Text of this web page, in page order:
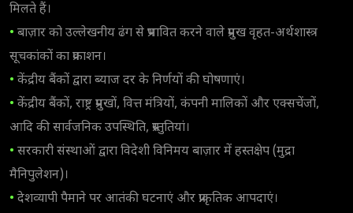
मिलते हैं।
• बाज़ार को उल्लेखनीय ढंग से प्रभावित करने वाले प्रमुख वृहत-अर्थशास्त्र
सूचकांकों का प्रकाशन।
• केंद्रीय बैंकों द्वारा ब्याज दर के निर्णयों की घोषणाएं।
• केंद्रीय बैंकों, राष्ट्र प्रमुखों, वित्त मंत्रियों, कंपनी मालिकों और एक्सचेंजों,
आदि की सार्वजनिक उपस्थिति, प्रस्तुतियां।
• सरकारी संस्थाओं द्वारा विदेशी विनिमय बाज़ार में हस्तक्षेप (मुद्रा
मैनिपुलेशन)।
• देशव्यापी पैमाने पर आतंकी घटनाएं और प्राकृतिक आपदाएं।